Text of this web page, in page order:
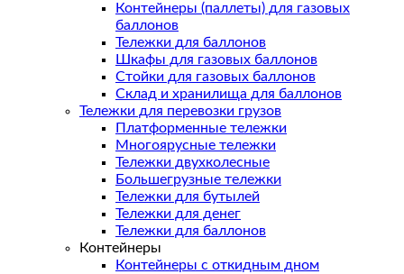
Контейнеры (паллеты) для газовых
баллонов
Тележки для баллонов
Шкафы для газовых баллонов
Стойки для газовых баллонов
Склад и хранилища для баллонов
Тележки для перевозки грузов
Платформенные тележки
Многоярусные тележки
Тележки двухколесные
Большегрузные тележки
Тележки для бутылей
Тележки для денег
Тележки для баллонов
Контейнеры
Контейнеры с откидным дном